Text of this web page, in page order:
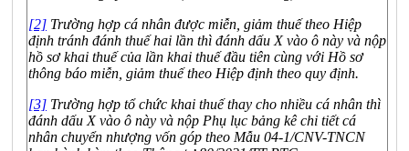
[2] Trường hợp cá nhân được miễn, giảm thuế theo Hiệp
định tránh đánh thuế hai lần thì đánh dấu X vào ô này và nộp
hồ sơ khai thuế của lần khai thuế đầu tiên cùng với Hồ sơ
thông báo miễn, giảm thuế theo Hiệp định theo quy định.
[3] Trường hợp tổ chức khai thuế thay cho nhiều cá nhân thì
đánh dấu X vào ô này và nộp Phụ lục bảng kê chi tiết cá
nhân chuyển nhượng vốn góp theo Mẫu 04-1/CNV-TNCN